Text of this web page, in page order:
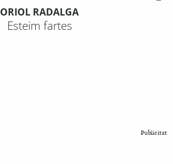
ORIOL RADALGA
Esteim fartes
Publicitat